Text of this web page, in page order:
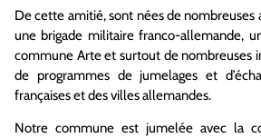
De cette amitié, sont nées de nombreuses
une brigade militaire franco-allemande,
commune Arte et surtout de nombreuses
de programmes de jumelages et
françaises et des villes allemandes.
Notre commune est jumelée avec la